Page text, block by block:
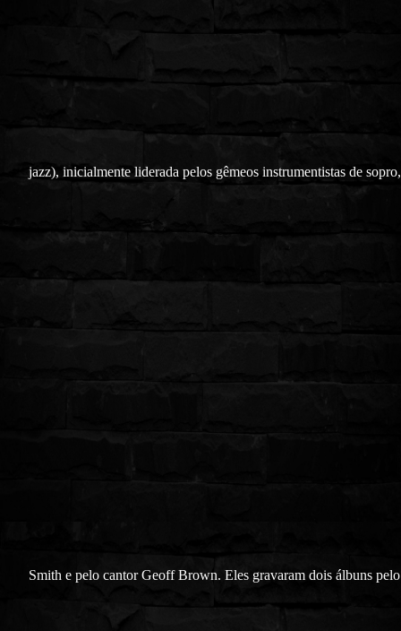
jazz), inicialmente liderada pelos gêmeos instrumentistas de
Smith e pelo cantor Geoff Brown. Eles gravaram dois álbuns